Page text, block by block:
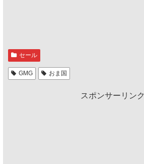
セール
GMG おま国
スポンサーリンク